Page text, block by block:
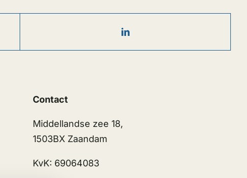
Contact
Middellandse zee 18,
1503BX Zaandam
KvK: 69064083